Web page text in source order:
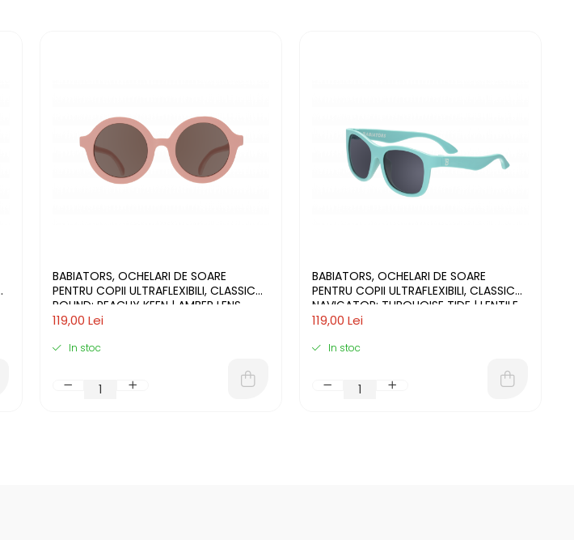
BABIATORS, OCHELARI DE SOARE
PENTRU COPII ULTRAFLEXIBILI, CLASSIC
ROUND: PEACHY KEEN | AMBER LENS
119,00 Lei
In stoc
BABIATORS, OCHELARI DE SOARE
PENTRU COPII ULTRAFLEXIBILI, CLASSIC
NAVIGATOR: TURQUOISE TIDE | LENTILE
FUMURII
119,00 Lei
In stoc